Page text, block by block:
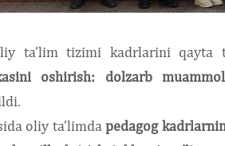
ta’lim tizimi kadrlarini qayta
oshirish: dolzarb
oliy ta’limdapedagog